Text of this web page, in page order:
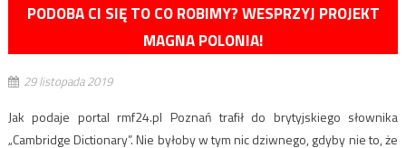
PODOBA CI SIĘ TO CO ROBIMY? WESPRZYJ PROJEKT
MAGNA POLONIA!
29 listopada 2019
Jak podaje portal rmf24.pl Poznań trafił do brytyjskiego słownika
„Cambridge Dictionary”. Nie byłoby w tym nic dziwnego, gdyby nie to, że